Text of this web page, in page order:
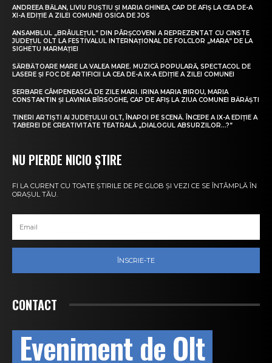
ANDREEA BĂLAN, LIVIU PUȘTIU ȘI MARIA GHINEA, CAP DE AFIȘ LA CEA DE-A
XI-A EDIȚIE A ZILEI COMUNEI OSICA DE JOS
ANSAMBLUL „BRÂULEȚUL” DIN PÂRȘCOVENI A REPREZENTAT CU CINSTE
JUDEȚUL OLT LA FESTIVALUL INTERNAȚIONAL DE FOLCLOR „MARA” DE LA
SIGHETU MARMAȚIEI
SĂRBĂTOARE MARE LA VALEA MARE. MUZICĂ POPULARĂ, SPECTACOL DE
LASERE ȘI FOC DE ARTIFICII LA CEA DE-A IX-A EDIȚIE A ZILEI COMUNEI
SERBARE CÂMPENEASCĂ DE ZILE MARI. IRINA MARIA BIROU, MARIA
CONSTANTIN ȘI LAVINIA BÎRSOGHE, CAP DE AFIȘ LA ZIUA COMUNEI BĂRĂȘTI
TINERI ARTIȘTI AI JUDEȚULUI OLT, ÎNAPOI PE SCENĂ. ÎNCEPE A IX-A EDIȚIE A
TABEREI DE CREATIVITATE TEATRALĂ „DIALOGUL ABSURZILOR…?”
NU PIERDE NICIO ȘTIRE
FI LA CURENT CU TOATE ȘTIRILE DE PE GLOB ȘI VEZI CE SE ÎNTÂMPLĂ ÎN
ORAȘUL TĂU.
ÎNSCRIE-TE
CONTACT
Eveniment de Olt